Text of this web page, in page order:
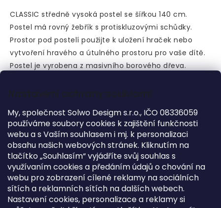
Nastavení ochrany soukromí
My, společnost Solwo Desigm s.r.o., IČO 08336059
používáme soubory cookies k zajištění funkčnosti
webu a s Vaším souhlasem i mj. k personalizaci
obsahu našich webových stránek. Kliknutím na
tlačítko „Souhlasím“ vyjádříte svůj souhlas s
využívaním cookies a předáním údajů o chování na
webu pro zobrazení cílené reklamy na sociálních
sítích a reklamních sítích na dalších webech.
Nastavení cookies, personalizace a reklamy si
CLASSIC středně vysoká postel se šířkou 140 cm.
Postel má rovný žebřík s protiskluzovými schůdky.
Prostor pod postelí použijte k uložení hraček nebo
vytvoření hravého a útulného prostoru pro vaše dítě.
Postel je vyrobena z masivního borového dřeva.
DOPLŇKOVÉ INFORMACE
Kategorie:
Zvýšená lůžka 90 - 120 cm
Záruka:
2 roky
Výška
120 cm
Délka :
210 cm
Šířka:
160 cm
Pro matraci: 140x200 cm